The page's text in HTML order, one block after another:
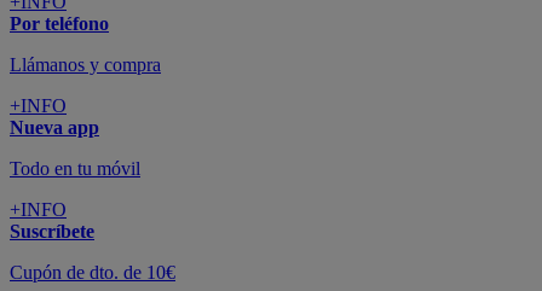
Por teléfono
Llámanos y compra
+INFO
Nueva app
Todo en tu móvil
+INFO
Suscríbete
Cupón de dto. de 10€